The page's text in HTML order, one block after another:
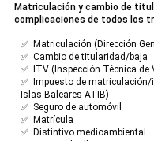
Matriculación y cambio de
complicaciones de todos los
✅ Matriculación (Dirección
✅ Cambio de titularidad/baja
✅ ITV (Inspección Técnica de
✅ Impuesto de
Islas Baleares ATIB)
✅ Seguro de automóvil
✅ Matrícula
✅ Distintivo medioambiental